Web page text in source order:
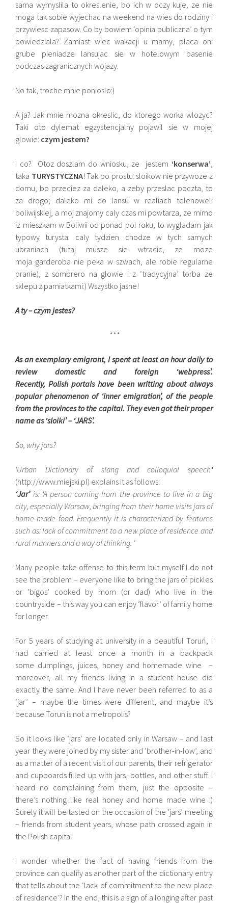
sama wymyslila to okreslenie, bo ich w oczy kuje, ze nie
moga tak sobie wyjechac na weekend na wies do rodziny i
przywiesc zapasow. Co by bowiem ‘opinia publiczna’ o tym
powiedziala? Zamiast wiec wakacji u mamy, placa oni
grube pieniadze lansujac sie w hotelowym basenie
podczas zagranicznych wojazy.
No tak, troche mnie ponioslo:)
A ja? Jak mnie mozna okreslic, do ktorego worka wlozyc?
Taki oto dylemat egzystencjalny pojawil sie w mojej
glowie: czym jestem?
I co? Otoz doszlam do wniosku, ze jestem ‘konserwa’,
taka TURYSTYCZNA! Tak po prostu: sloikow nie przywoze z
domu, bo przeciez za daleko, a zeby przeslac poczta, to
za drogo; daleko mi do lansu w realiach telenoweli
boliwijskiej, a moj znajomy caly czas mi powtarza, ze mimo
iz mieszkam w Boliwii od ponad pol roku, to wygladam jak
typowy turysta: caly tydzien chodze w tych samych
ubraniach (tutaj musze sie wtracic, ze moze
moja garderoba nie peka w szwach, ale robie regularne
pranie), z sombrero na glowie i z ‘tradycyjna’ torba ze
sklepu z pamiatkami:) Wszystko jasne!
A ty – czym jestes?
***
As an exemplary emigrant, I spent at least an hour daily to
review domestic and foreign ‘webpress’.
Recently, Polish portals have been writting about always
popular phenomenon of ‘inner emigration’, of the people
from the provinces to the capital. They even got their proper
name as ‘sloiki’ – ‘JARS’.
So, why jars?
‘Urban Dictionary of slang and colloquial speech‘
(http://www.miejski.pl) explains it as follows:
‘Jar’is: ‘A person coming from the province to live in a big
city, especially Warsaw, bringing from their home visits jars of
home-made food. Frequently it is characterized by features
such as: lack of commitment to a new place of residence and
rural manners and a way of thinking. ‘
Many people take offense to this term but myself I do not
see the problem – everyone like to bring the jars of pickles
or ‘bigos’ cooked by mom (or dad) who live in the
countryside – this way you can enjoy ‘flavor’ of family home
for longer.
For 5 years of studying at university in a beautiful Toruń, I
had carried at least once a month in a backpack
some dumplings, juices, honey and homemade wine –
moreover, all my friends living in a student house did
exactly the same. And I have never been referred to as a
‘jar’ – maybe the times were different, and maybe it’s
because Torun is not a metropolis?
So it looks like ‘jars’ are located only in Warsaw – and last
year they were joined by my sister and ‘brother-in-low’, and
as a matter of a recent visit of our parents, their refrigerator
and cupboards filled up with jars, bottles, and other stuff. I
heard no complaining from them, just the opposite –
there’s nothing like real honey and home made wine :)
Surely it will be tasted on the occasion of the ‘jars’ meeting
– friends from student years, whose path crossed again in
the Polish capital.
I wonder whether the fact of having friends from the
province can qualify as another part of the dictionary entry
that tells about the ‘lack of commitment to the new place
of residence’? In the end, this is a sign of a longing after past